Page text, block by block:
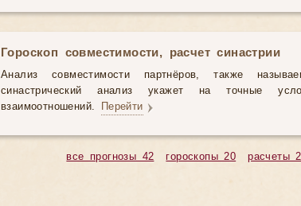
Гороскоп совместимости, расчет синастрии
Анализ совместимости партнёров, также
синастрический анализ укажет на точные
взаимоотношений. Перейти
расчеты
гороскопы 20
все прогнозы 42